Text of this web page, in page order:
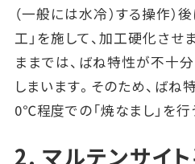
（一般には水冷）する操作）
工」を施して、加工硬化させ
ままでは、ばね特性が不十
しまいます。そのため、ばね
0℃程度での「焼なまし」を行
2. マルテンサイ